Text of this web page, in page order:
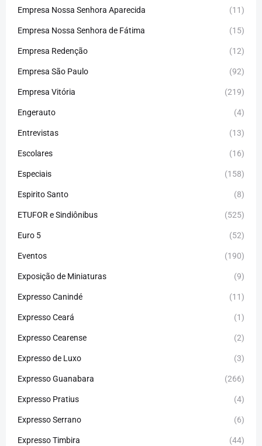
Empresa Nossa Senhora Aparecida (11)
Empresa Nossa Senhora de Fátima (15)
Empresa Redenção (12)
Empresa São Paulo (92)
Empresa Vitória (219)
Engerauto (4)
Entrevistas (13)
Escolares (16)
Especiais (158)
Espirito Santo (8)
ETUFOR e Sindiônibus (525)
Euro 5 (52)
Eventos (190)
Exposição de Miniaturas (9)
Expresso Canindé (11)
Expresso Ceará (1)
Expresso Cearense (2)
Expresso de Luxo (3)
Expresso Guanabara (266)
Expresso Pratius (4)
Expresso Serrano (6)
Expresso Timbira (44)